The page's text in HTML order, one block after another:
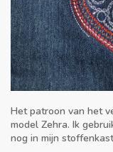
Het patroon van het
model Zehra. Ik
nog in mijn